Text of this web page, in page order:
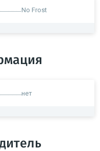
No Frost
нет